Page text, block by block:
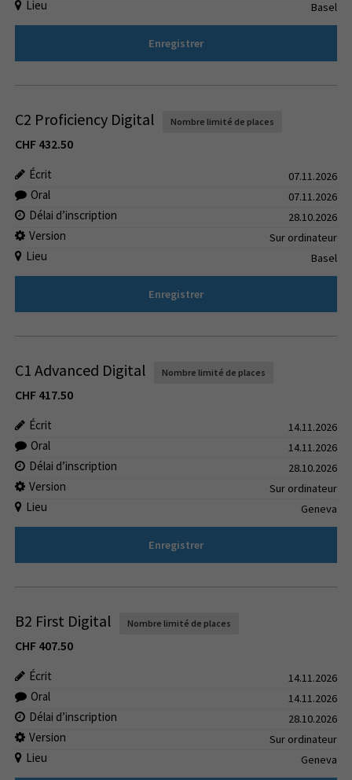
Lieu Basel
Enregistrer
C2 Proficiency Digital Nombre limité de places
CHF 432.50
Écrit 07.11.2026
Oral 07.11.2026
Délai d’inscription 28.10.2026
Version Sur ordinateur
Lieu Basel
Enregistrer
C1 Advanced Digital Nombre limité de places
CHF 417.50
Écrit 14.11.2026
Oral 14.11.2026
Délai d’inscription 28.10.2026
Version Sur ordinateur
Lieu Geneva
Enregistrer
B2 First Digital Nombre limité de places
CHF 407.50
Écrit 14.11.2026
Oral 14.11.2026
Délai d’inscription 28.10.2026
Version Sur ordinateur
Lieu Geneva